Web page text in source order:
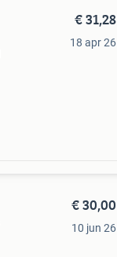
€ 31,28
18 apr 26
€ 30,00
10 jun 26